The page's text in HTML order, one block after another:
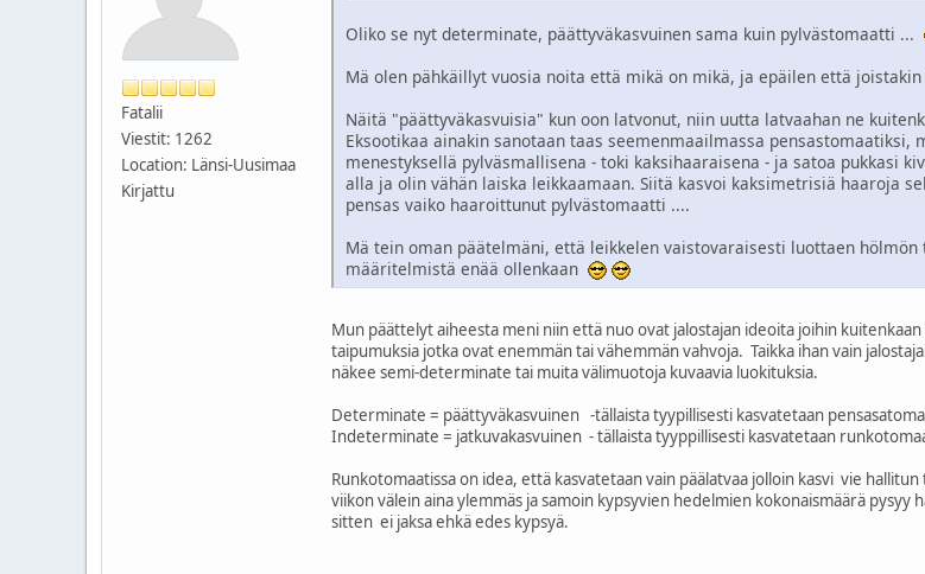
Fatalii
Viestit: 1262
Location: Länsi-Uusimaa
Kirjattu
Oliko se nyt determinate, päättyväkasvuinen sama kuin pylvästomaatti ...
Mä olen pähkäillyt vuosia noita että mikä on mikä, ja epäilen että
Näitä "päättyväkasvuisia" kun oon latvonut, niin uutta latvaahan ne
Eksootikaa ainakin sanotaan taas seemenmaailmassa
menestyksellä pylväsmallisena - toki kaksihaaraisena - ja satoa pukkasi
alla ja olin vähän laiska leikkaamaan. Siitä kasvoi kaksimetrisiä haaroja
pensas vaiko haaroittunut pylvästomaatti ....
Mä tein oman päätelmäni, että leikkelen vaistovaraisesti luottaen
määritelmistä enää ollenkaan
Mun päättelyt aiheesta meni niin että nuo ovat jalostajan ideoita joihin
taipumuksia jotka ovat enemmän tai vähemmän vahvoja. Taikka ihan vain
näkee semi-determinate tai muita välimuotoja kuvaavia luokituksia.
Determinate = päättyväkasvuinen -tällaista tyypillisesti kasvatetaan
Indeterminate = jatkuvakasvuinen - tällaista tyyppillisesti kasvatetaan
Runkotomaatissa on idea, että kasvatetaan vain päälatvaa jolloin kasvi vie
viikon välein aina ylemmäs ja samoin kypsyvien hedelmien kokonaismäärä
sitten ei jaksa ehkä edes kypsyä.